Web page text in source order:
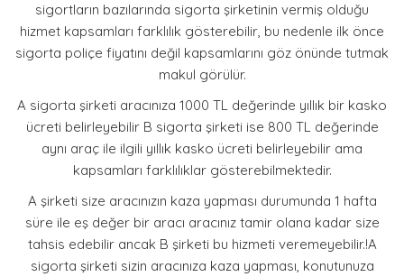
FOTO GALERİ
sigortların bazılarında sigorta şirketinin vermiş olduğu
hizmet kapsamları farklılık gösterebilir, bu nedenle ilk önce
sigorta poliçe fiyatını değil kapsamlarını göz önünde tutmak
makul görülür.
A sigorta şirketi aracınıza 1000 TL değerinde yıllık bir kasko
ücreti belirleyebilir B sigorta şirketi ise 800 TL değerinde
aynı araç ile ilgili yıllık kasko ücreti belirleyebilir ama
kapsamları farklılıklar gösterebilmektedir.
A şirketi size aracınızın kaza yapması durumunda 1 hafta
süre ile eş değer bir aracı aracınız tamir olana kadar size
tahsis edebilir ancak B şirketi bu hizmeti veremeyebilir.!A
sigorta şirketi sizin aracınıza kaza yapması, konutunuza